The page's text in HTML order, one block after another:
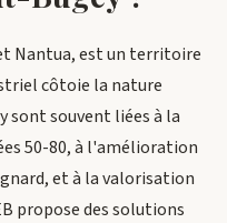
Nantua, est un territoire
côtoie la nature
sont souvent liées à la
50-80, à l'amélioration
et à la valorisation
propose des solutions